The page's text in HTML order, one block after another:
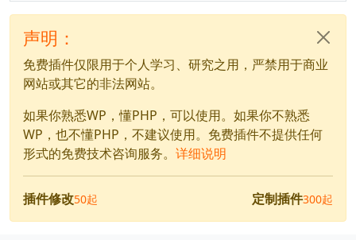
声明：
免费插件仅限用于个人学习、研究之用，严禁用于商业
网站或其它的非法网站。
如果你熟悉WP，懂PHP，可以使用。如果你不熟悉
WP，也不懂PHP，不建议使用。免费插件不提供任何
形式的免费技术咨询服务。 详细说明
插件修改50起 定制插件300起